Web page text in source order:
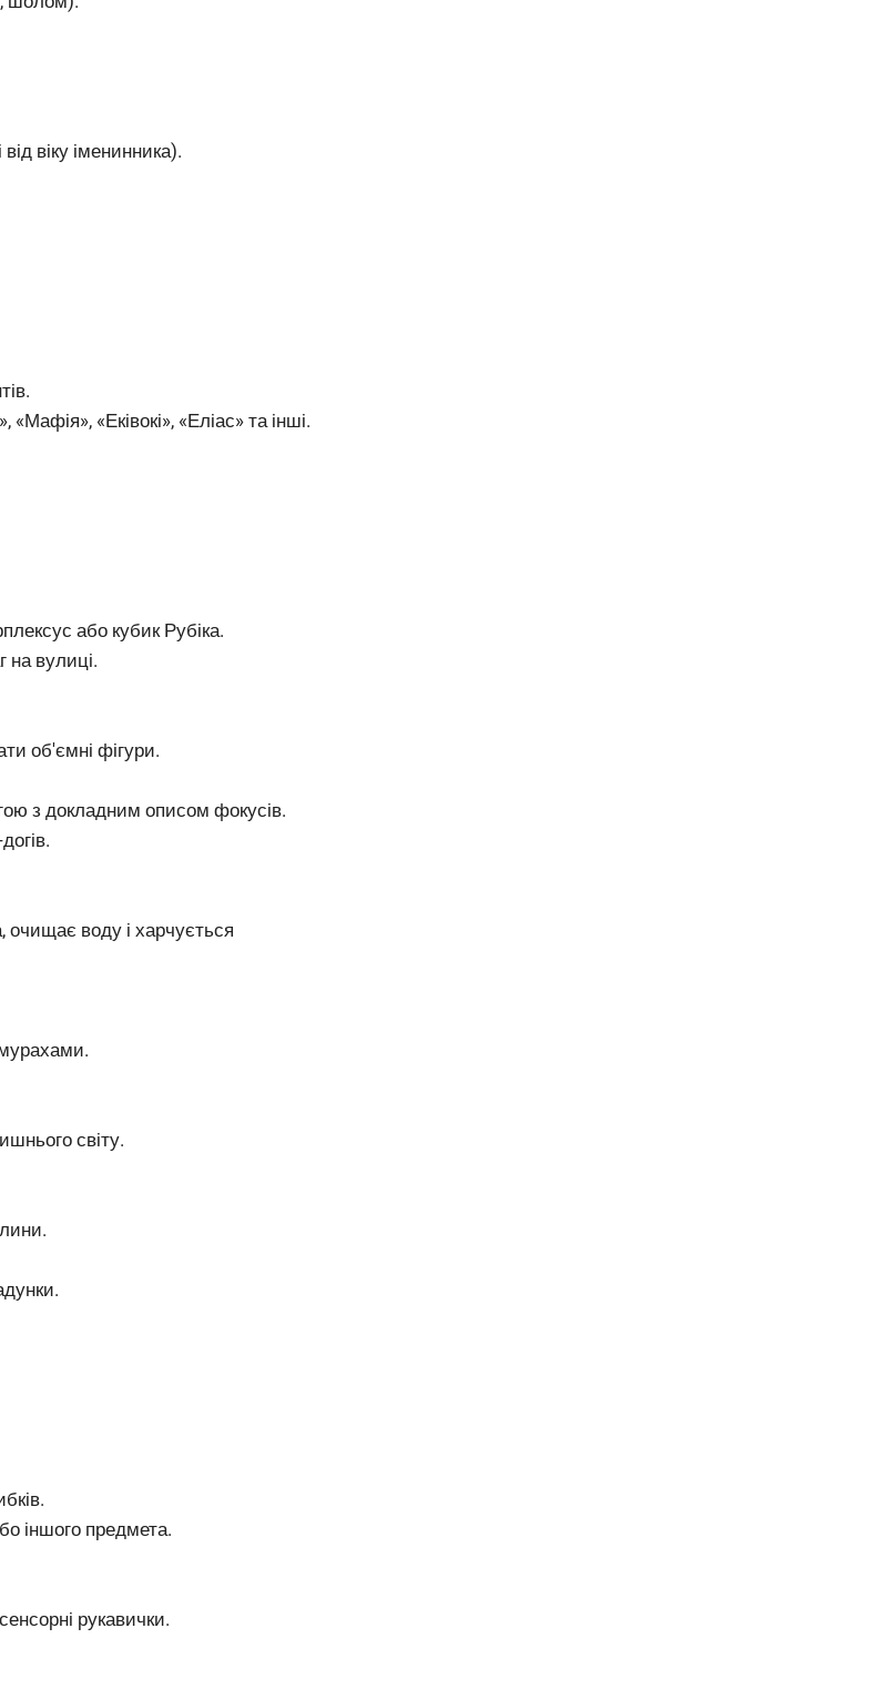
віку іменинника).
«Еківокі», «Еліас» та інші.
або кубик Рубіка.
на вулиці.
об'ємні фігури.
з докладним описом фокусів.
очищає воду і харчується
світу.
іншого предмета.
рукавички.